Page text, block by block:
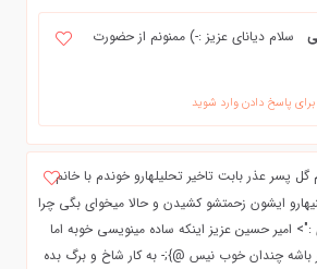
سلام دیانای عزیز :-) ممنونم از حضورت
برای پاسخ دادن وارد شوید
گل پسر عذر بابت تاخیر تحلیلهارو خوندم با خانم
ایشون زحمتشو کشیدن و حالا میخوای بگی چرا
امیر حسین عزیز اینکه ساده مینویسی خوبه اما
باشه چندان خوب نیس @};- به کار شاخ و برگ بده